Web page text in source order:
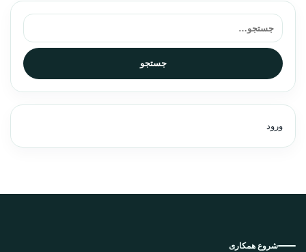
جستجو برای:
جستجو
ورود
شروع همکاری